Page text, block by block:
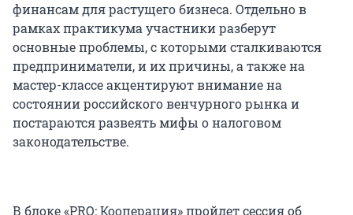
финансам для растущего бизнеса. Отдельно в
рамках практикума участники разберут
основные проблемы, с которыми сталкиваются
предприниматели, и их причины, а также на
мастер-классе акцентируют внимание на
состоянии российского венчурного рынка и
постараются развеять мифы о налоговом
законодательстве.
В блоке «PRO: Кооперация» пройдет сессия об